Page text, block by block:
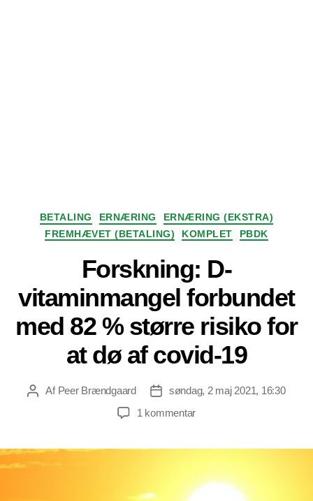
Kategorier
BETALING ERNÆRING
ERNÆRING (EKSTRA)
FREMHÆVET (BETALING)
KOMPLET PBDK
Forskning: D-
vitaminmangel forbundet
med 82 % større risiko for
at dø af covid-19
Indlægsforfatter
Af Peer Brændgaard Indlægsdato
søndag, 2 maj 2021, 16:30
1 kommentartil
forbundet
med